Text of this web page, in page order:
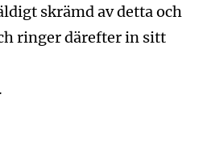
skrämd av detta och
ringer därefter in sitt